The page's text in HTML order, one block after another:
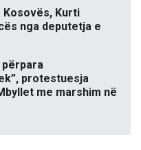
Kosovës, Kurti
nga deputetja e
protestuesja
me marshim në